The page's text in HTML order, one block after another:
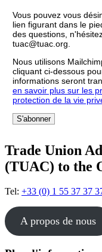
Vous pouvez vous
lien figurant dans le
des questions,
tuac@tuac.org.
Nous utilisons
cliquant ci-dessous
informations seront
en savoir plus sur les
protection de la vie
Trade Union
(TUAC) to the
Tel: +33 (0) 1 55 37 37
A propos de nous